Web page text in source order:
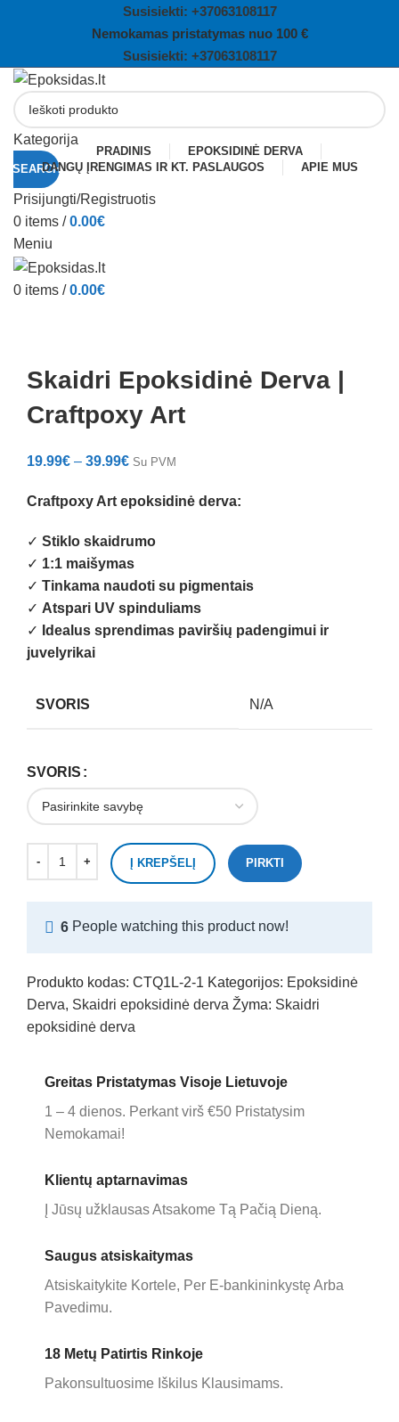
Susisiekti: +37063108117
Nemokamas pristatymas nuo 100 €
Susisiekti: +37063108117
Kategorija
SEARCH
Prisijungti/Registruotis
0 items / 0.00€
Meniu
0 items / 0.00€
PRADINIS
EPOKSIDINĖ DERVA
DANGŲ ĮRENGIMAS IR KT. PASLAUGOS
APIE MUS
Sold out
Skaidri Epoksidinė Derva |
Craftpoxy Art
19.99€ – 39.99€ Su PVM
Craftpoxy Art epoksidinė derva:
✓ Stiklo skaidrumo
✓ 1:1 maišymas
✓ Tinkama naudoti su pigmentais
✓ Atspari UV spinduliams
✓ Idealus sprendimas paviršių padengimui ir
juvelyrikai
SVORIS N/A
SVORIS
Į KREPŠELĮ PIRKTI
6 People watching this product now!
Produkto kodas: CTQ1L-2-1 Kategorijos: Epoksidinė
Derva, Skaidri epoksidinė derva Žyma: Skaidri
epoksidinė derva
Greitas Pristatymas Visoje Lietuvoje
1 – 4 dienos. Perkant virš €50 Pristatysim
Nemokamai!
Klientų aptarnavimas
Į Jūsų užklausas Atsakome Tą Pačią Dieną.
Saugus atsiskaitymas
Atsiskaitykite Kortele, Per E-bankininkystę Arba
Pavedimu.
18 Metų Patirtis Rinkoje
Pakonsultuosime Iškilus Klausimams.